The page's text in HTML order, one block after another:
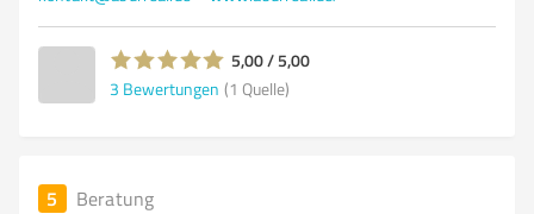
5,00 / 5,00
3 Bewertungen (1 Quelle)
5 Beratung